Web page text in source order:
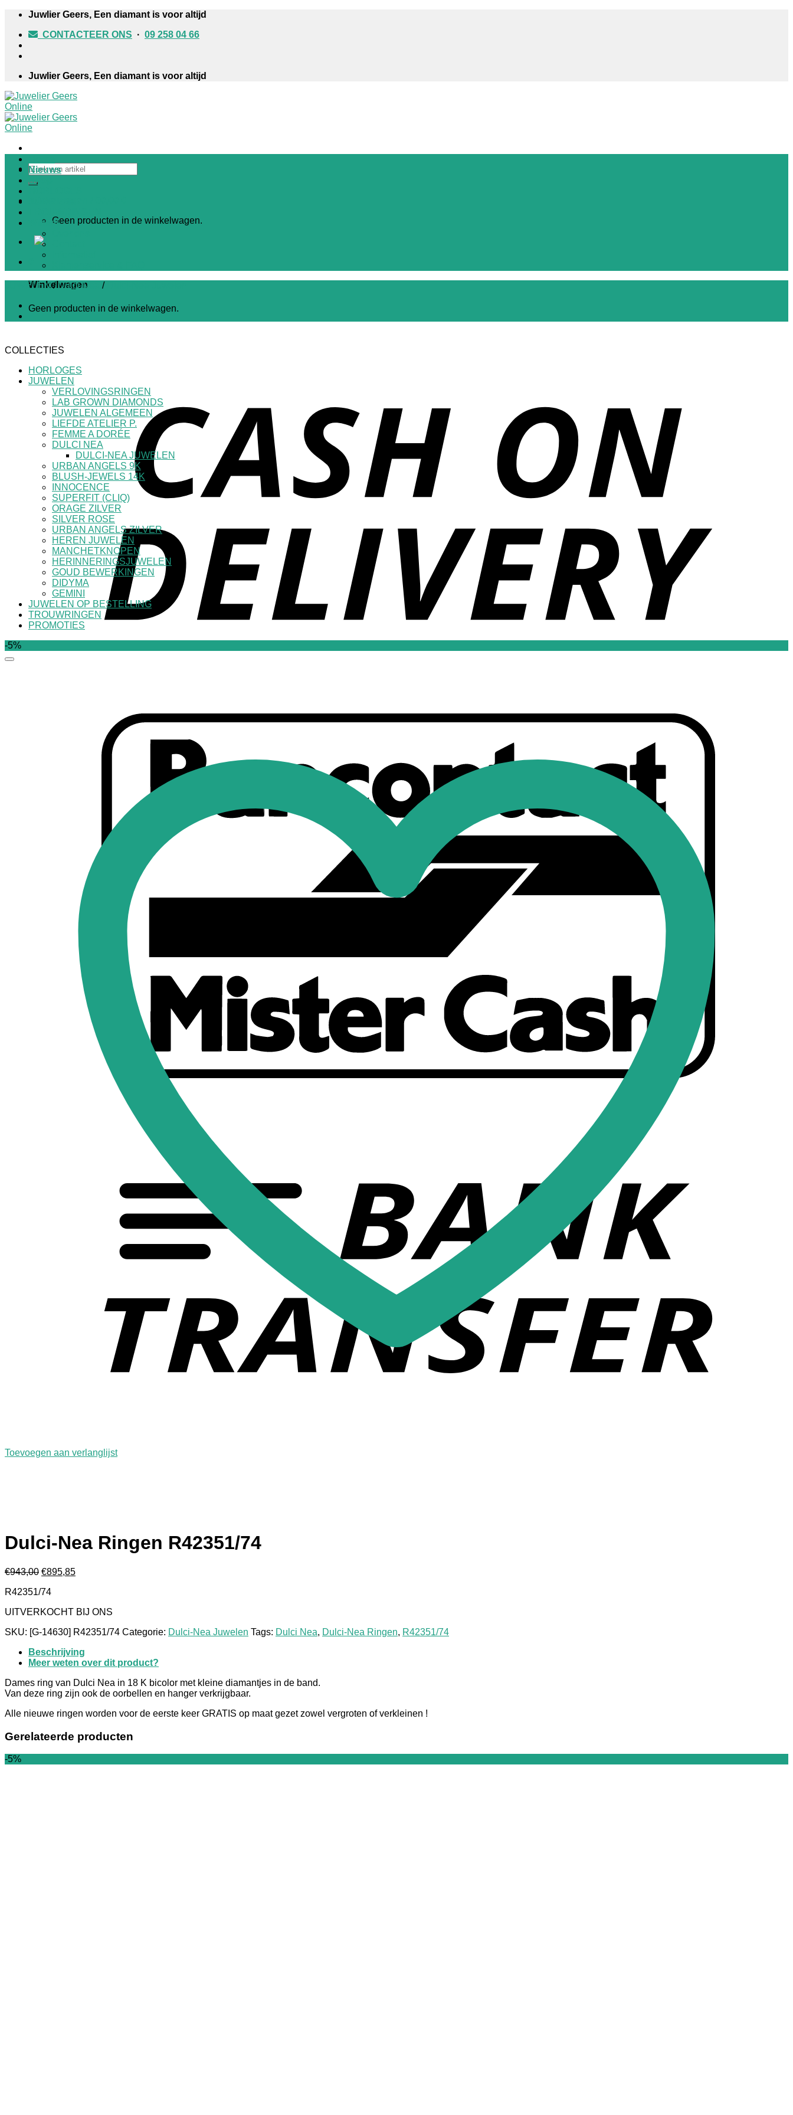
Skip
content
Juwlier Geers, Een diamant is voor altijd
CONTACTEER ONS · 09 258 04 66
Juwlier Geers, Een diamant is voor altijd
Zoeken
naar:
Geen producten in de winkelwagen.
Winkelwagen
Geen producten in de winkelwagen.
Nieuws
Shop
Winkel
JUWELEN / Dulci Nea /
COLLECTIES
HORLOGES
JUWELEN
VERLOVINGSRINGEN
LAB GROWN DIAMONDS
JUWELEN ALGEMEEN
LIEFDE ATELIER P.
FEMME A DORÉE
DULCI NEA
DULCI-NEA JUWELEN
URBAN ANGELS 9K
BLUSH-JEWELS 14K
INNOCENCE
SUPERFIT (CLIQ)
ORAGE ZILVER
SILVER ROSE
URBAN ANGELS ZILVER
HEREN JUWELEN
MANCHETKNOPEN
HERINNERINGSJUWELEN
GOUD BEWERKINGEN
DIDYMA
GEMINI
JUWELEN OP BESTELLING
TROUWRINGEN
PROMOTIES
-5%
Toevoegen aan verlanglijst
Dulci-Nea Ringen R42351/74
€943,00 Oorspronkelijke
was:
€895,85Huidige
R42351/74
UITVERKOCHT BIJ ONS
SKU: [G-14630] R42351/74 Categorie: Dulci-Nea Juwelen Tags: Dulci Nea, Dulci-Nea Ringen, R42351/74
Beschrijving
Meer weten over dit product?
Dames ring van Dulci Nea in 18 K bicolor met kleine diamantjes in de band.
Van deze ring zijn ook de oorbellen en hanger verkrijgbaar.
Alle nieuwe ringen worden voor de eerste keer GRATIS op maat gezet zowel vergroten of verkleinen !
Gerelateerde producten
-5%